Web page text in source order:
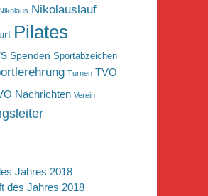
Nikolaus Nikolauslauf
Pilates
Spenden Sportabzeichen
Turnen TVO
Nachrichten Verein
Jahres 2018
des Jahres 2018